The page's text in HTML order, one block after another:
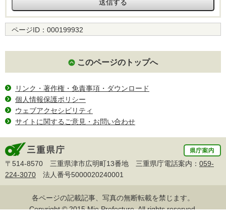
ページID： 000199932
このページのトップへ
リンク・著作権・免責事項・ダウンロード
個人情報保護ポリシー
ウェブアクセシビリティ
サイトに関するご意見・お問い合わせ
〒514-8570 三重県津市広明町13番地 三重県庁電話案内： 059-
224-3070 法人番号5000020240001
各ページの記載記事、写真の無断転載を禁じます。
Copyright © 2015 Mie Prefecture, All rights reserved.